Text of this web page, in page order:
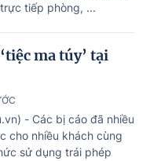
tiếp phòng, ...
ma túy’ tại
- Các bị cáo đã nhiều
cho nhiều khách cùng
sử dụng trái phép